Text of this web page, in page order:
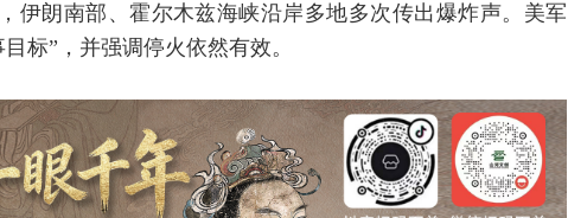
伊朗南部、霍尔木兹海峡沿岸多地多次传出爆炸声。美军
标”，并强调停火依然有效。